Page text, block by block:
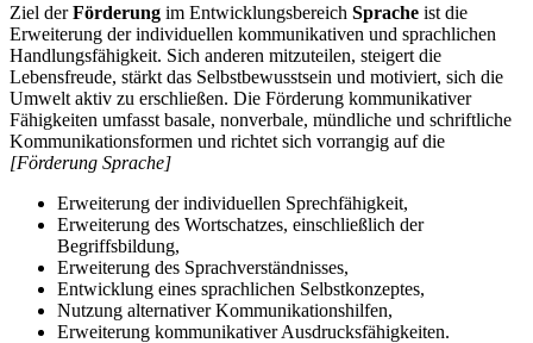
Ziel derFörderung im Entwicklungsbereich Sprache ist die
Erweiterung der individuellen kommunikativen und sprachlichen
Handlungsfähigkeit. Sich anderen mitzuteilen, steigert die
Lebensfreude, stärkt das Selbstbewusstsein und motiviert, sich die
Umwelt aktiv zu erschließen. Die Förderung kommunikativer
Fähigkeiten umfasst basale, nonverbale, mündliche und schriftliche
Kommunikationsformen und richtet sich vorrangig auf die
[Förderung Sprache]
Erweiterung der individuellen Sprechfähigkeit,
Erweiterung des Wortschatzes, einschließlich der
Begriffsbildung,
Erweiterung des Sprachverständnisses,
Entwicklung eines sprachlichen Selbstkonzeptes,
Nutzung alternativer Kommunikationshilfen,
Erweiterung kommunikativer Ausdrucksfähigkeiten.